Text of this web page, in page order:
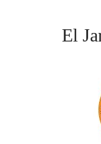
El